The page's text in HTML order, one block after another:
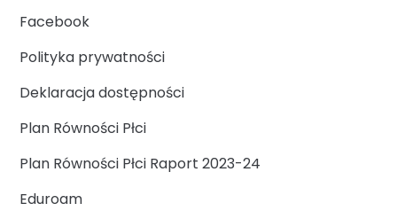
Facebook
Polityka prywatności
Deklaracja dostępności
Plan Równości Płci
Plan Równości Płci Raport 2023-24
Eduroam